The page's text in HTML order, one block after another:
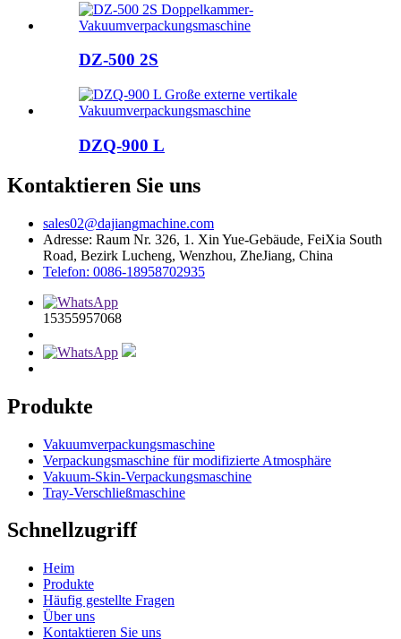
DZ-500 2S
DZQ-900 L
Kontaktieren Sie uns
sales02@dajiangmachine.com
Adresse: Raum Nr. 326, 1. Xin Yue-Gebäude, FeiXia South
Road, Bezirk Lucheng, Wenzhou, ZheJiang, China
Telefon: 0086-18958702935
15355957068
Produkte
Vakuumverpackungsmaschine
Verpackungsmaschine für modifizierte Atmosphäre
Vakuum-Skin-Verpackungsmaschine
Tray-Verschließmaschine
Schnellzugriff
Heim
Produkte
Häufig gestellte Fragen
Über uns
Kontaktieren Sie uns